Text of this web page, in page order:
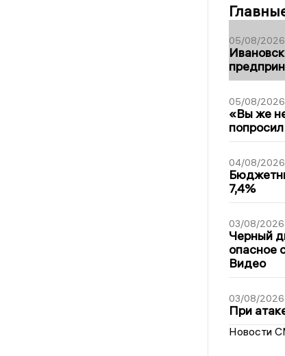
05/08/2026
05/08/2026
«Вы же
04/08/2026
7,4%
03/08/2026
Черный
опасное
Видео
03/08/
При
Новости